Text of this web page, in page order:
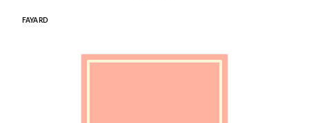
FAYARD